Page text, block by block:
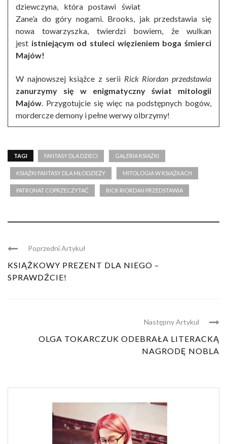
dziewczyna, która postawi świat
Zane’a do góry nogami. Brooks, jak przedstawia się
nowa towarzyszka, twierdzi bowiem, że wulkan
jest istniejącym od stuleci więzieniem boga śmierci
Majów!
W najnowszej książce z serii Rick Riordan przedstawia
zanurzymy się w enigmatyczny świat mitologii
Majów. Przygotujcie się więc na podstępnych bogów,
mordercze demony i pełne werwy olbrzymy!
TAGI FANTASY DLA DZIECI GALERIA KSIĄŻKI
KSIĄŻKI FANTASY DLA MŁODZIEŻY MITOLOGIA W KSIĄŻKACH
PATRONAT COPRZECZYTAĆ RICK RIORDAN PRZEDSTAWIA
Poprzedni Artykuł
KSIĄŻKOWY PREZENT DLA NIEGO –
SPRAWDŹCIE!
Następny Artykul
OLGA TOKARCZUK ODEBRAŁA LITERACKĄ
NAGRODĘ NOBLA